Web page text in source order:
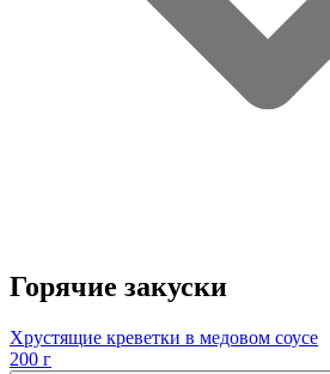
Горячие закуски
Хрустящие креветки в медовом соусе
200 г